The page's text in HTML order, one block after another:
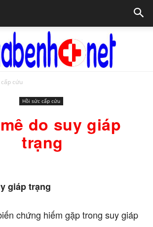
cứu
Hồi sức cấp cứu
do suy giáp
trạng
giáp trạng
chứng hiếm gặp trong suy giáp